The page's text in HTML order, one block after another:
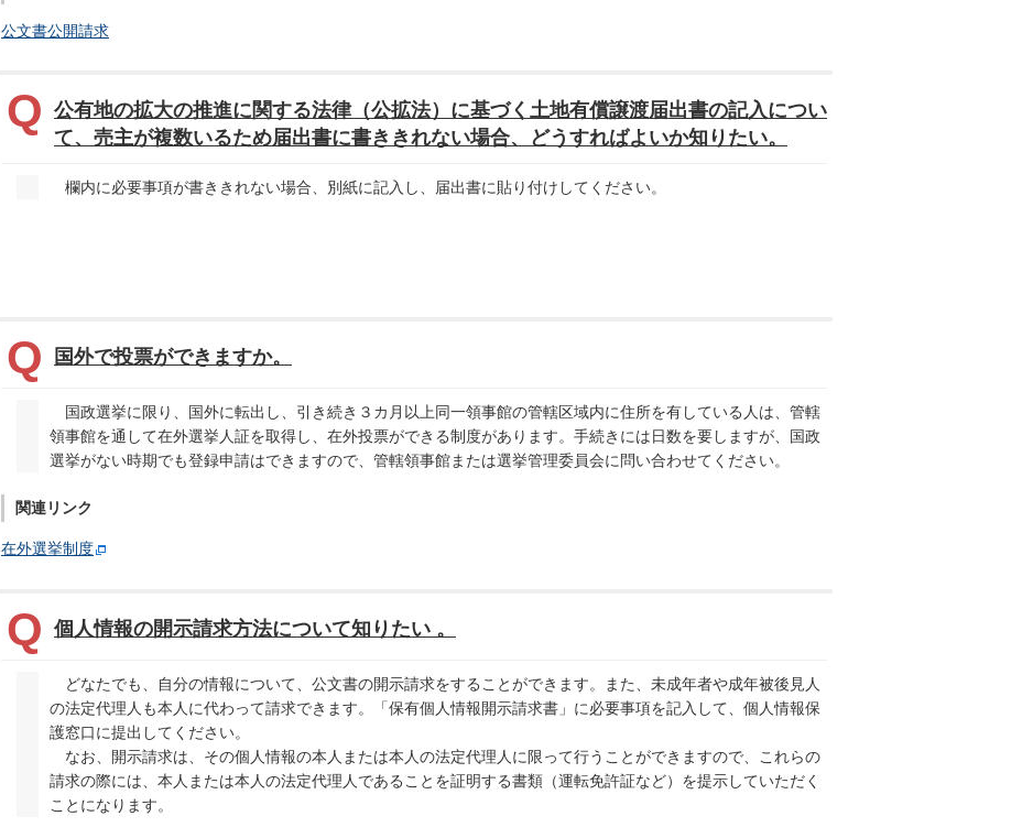
公文書公開請求
公有地の拡大の推進に関する法律（公拡法）に基づく土地有償譲渡届出書の記入につい
て、売主が複数いるため届出書に書ききれない場合、どうすればよいか知りたい。
欄内に必要事項が書ききれない場合、別紙に記入し、届出書に貼り付けしてください。
国外で投票ができますか。
国政選挙に限り、国外に転出し、引き続き３カ月以上同一領事館の管轄区域内に住所を有している人は、管轄
領事館を通して在外選挙人証を取得し、在外投票ができる制度があります。手続きには日数を要しますが、国政
選挙がない時期でも登録申請はできますので、管轄領事館または選挙管理委員会に問い合わせてください。
関連リンク
在外選挙制度
個人情報の開示請求方法について知りたい 。
どなたでも、自分の情報について、公文書の開示請求をすることができます。また、未成年者や成年被後見人
の法定代理人も本人に代わって請求できます。「保有個人情報開示請求書」に必要事項を記入して、個人情報保
護窓口に提出してください。
なお、開示請求は、その個人情報の本人または本人の法定代理人に限って行うことができますので、これらの
請求の際には、本人または本人の法定代理人であることを証明する書類（運転免許証など）を提示していただく
ことになります。